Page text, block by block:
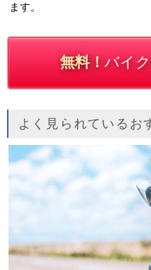
ます。
無料！ バイ
よく見られているお